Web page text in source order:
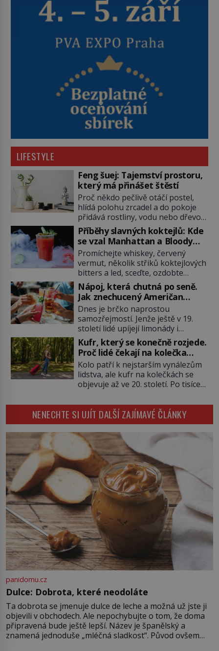
LIFESTYLE
Feng šuej: Tajemství prostoru,
který má přinášet štěstí
Proč někdo pečlivě otáčí postel,
hlídá polohu zrcadel a do pokoje
přidává rostliny, vodu nebo dřevo?
Feng šuej tvrdí, že domov není jen
soubor zdí a nábytku. Je to prostor,
kterým proudí energie čchi a jeho
uspořádání může ovlivňovat, jak se
v něm člověk cítí. Feng šuej má
kořeny ve staré Číně a jeho historie
[…]
Příběhy slavných koktejlů: Kde
se vzal Manhattan a Bloody
Mary?
Promíchejte whiskey, červený
vermut, několik střiků koktejlových
bitters a led, sceďte, ozdobte
koktejlovou třešinkou a tadá…
Manhattan je tu! A pokud to má být
skutečně on, dejte si pozor, ať
místo klasické americké rye
whiskey či klidně bourbonu
nepoužijete skotskou whisku. Co
se stane? Inu, koktejl bude stále
skvělý, ale už to nebude
Manhattan ale […]
Nápoj, která chutná po seně.
Jak znechucený Američan
vymyslel brčko
Dnes je brčko naprostou
samozřejmostí. Jenže ještě v 19.
století lidé upíjejí limonády i
koktejly dutými stébly žita nebo
žitné slámy. Fungují sice dobře,
mají ale jednu nepříjemnou
vlastnost po chvíli se rozmáčejí a
nápoji dodávají travnatou příchuť.
Právě tahle drobná nepříjemnost
cigaretových náustků k nápadu,
který změní způsob pití po celém
[…]
Kufr, který se konečně rozjede.
Proč lidé čekají na kolečka
téměř pět tisíc let?
Kolo patří k nejstarším vynálezům
lidstva, ale kufr na kolečkách se
objevuje až ve 20. století. Po tisíce
rukou, na zádech nebo je nakládají
na povozy. Stačí přitom jediný
nápad, připevnit ke kufru kolečka.
Jenže právě ten nikdo dlouho
nedostane. Až jednou se na letišti
ozve věta, která změní […]
NENECHTE SI UJÍT DALŠÍ ZAJÍMAVÉ ČLÁNKY
panidomu.cz
Dulce: Dobrota, které neodoláte
Ta dobrota se jmenuje dulce de leche a možná už jste ji
objevili v obchodech. Ale nepochybujte o tom, že doma
připravená bude ještě lepší. Název je španělský a
znamená jednoduše „mléčná sladkost“. Původ ovšem